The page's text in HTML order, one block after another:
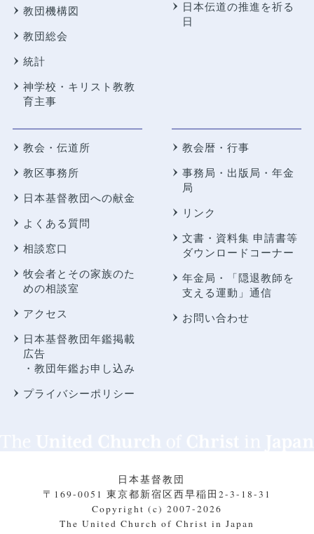
教団機構図
教団総会
統計
神学校・キリスト教教
育主事
日本伝道の推進を祈る
日
教会・伝道所
教区事務所
日本基督教団への献金
よくある質問
相談窓口
牧会者とその家族のた
めの相談室
アクセス
日本基督教団年鑑掲載
広告
・教団年鑑お申し込み
プライバシーポリシー
教会暦・行事
事務局・出版局・年金
局
リンク
文書・資料集 申請書等
ダウンロードコーナー
年金局・
「隠退教師を
支える運動」通信
お問い合わせ
日本基督教団
〒169-0051 東京都新宿区西早稲田2-3-18-31
Copyright (c) 2007-2026
The United Church of Christ in Japan